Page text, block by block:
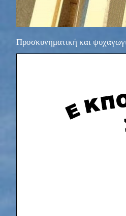
Προσκυνηματική και